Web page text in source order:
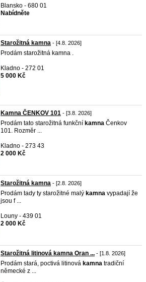
Blansko - 680 01
Nabídněte
Starožitná kamna - [4.8. 2026]
Prodám starožitná kamna .
Kladno - 272 01
5 000 Kč
Kamna ČENKOV 101 - [3.8. 2026]
Prodám tato starožitná funkční kamna Čenkov
101. Rozměr ...
Kladno - 273 43
2 000 Kč
Starožitná kamna - [2.8. 2026]
Prodám tady ty starožitné malý kamna vypadají že
jsou f ...
Louny - 439 01
2 000 Kč
Starožitná litinová kamna Oran ... - [1.8. 2026]
Prodám stará, poctivá litinová kamna tradiční
německé z ...